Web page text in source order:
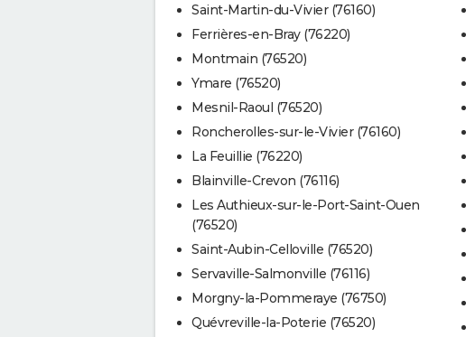
Saint-Martin-du-Vivier (76160)
Ferrières-en-Bray (76220)
Montmain (76520)
Ymare (76520)
Mesnil-Raoul (76520)
Roncherolles-sur-le-Vivier (76160)
La Feuillie (76220)
Blainville-Crevon (76116)
Les Authieux-sur-le-Port-Saint-Ouen
(76520)
Saint-Aubin-Celloville (76520)
Servaville-Salmonville (76116)
Morgny-la-Pommeraye (76750)
Quévreville-la-Poterie (76520)